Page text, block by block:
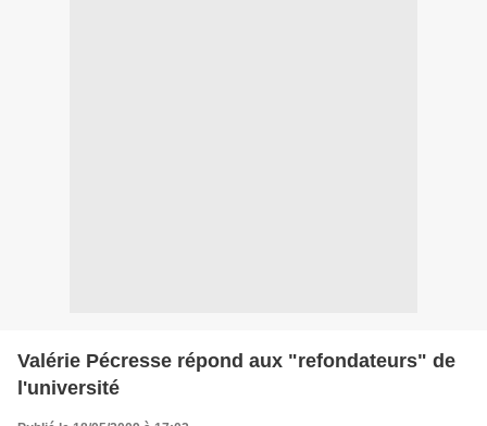
Valérie Pécresse répond aux "refondateurs" de
l'université